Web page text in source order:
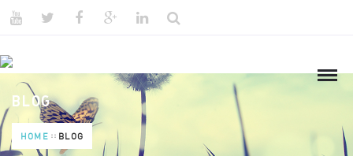
BLOG
HOME BLOG